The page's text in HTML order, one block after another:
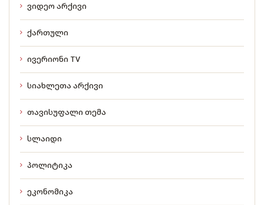
ვიდეო არქივი
ქართული
ივერიონი TV
სიახლეთა არქივი
თავისუფალი თემა
სლაიდი
პოლიტიკა
ეკონომიკა